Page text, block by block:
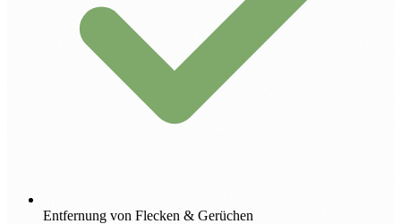
Entfernung von Flecken & Gerüchen